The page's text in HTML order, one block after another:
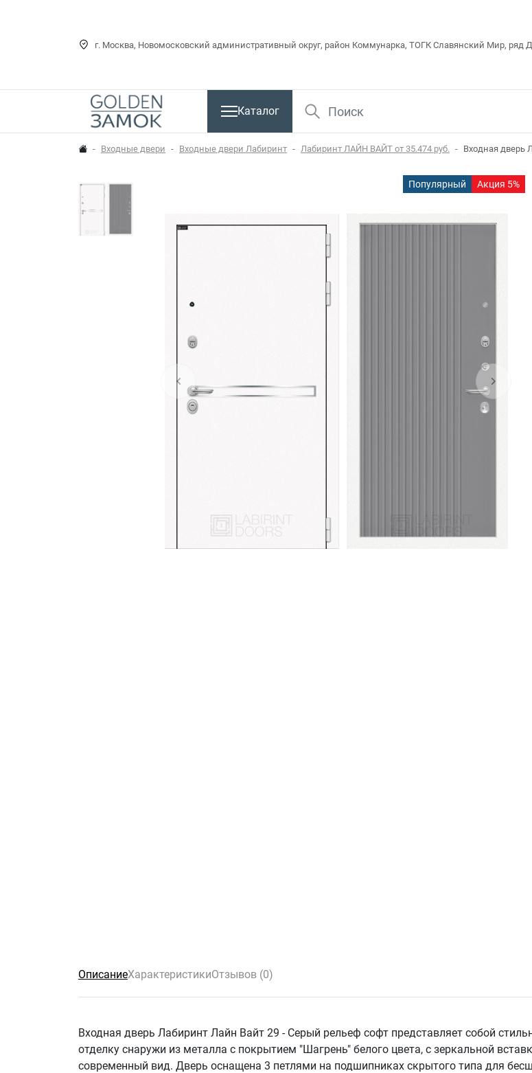
г. Москва, Новомосковский административный округ, район Коммунарка, ТОГК Славянский Мир, ряд
Каталог
Входные двери Входные двери Лабиринт Лабиринт ЛАЙН ВАЙТ от 35.474 руб. Входная дверь
Популярный Акция 5%
ОписаниеХарактеристикиОтзывов (0)
Входная дверь Лабиринт Лайн Вайт 29 - Серый рельеф софт представляет собой
отделку снаружи из металла с покрытием "Шагрень" белого цвета, с зеркальной
современный вид. Дверь оснащена 3 петлями на подшипниках скрытого типа для